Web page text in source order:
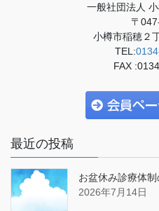
一般社団法人
〒
小樽市稲穂２
TEL:
FAX
最近の投稿
お盆休み診療体
2026年7月14日